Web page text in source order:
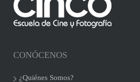
CONÓCENOS
¿Quiénes Somos?